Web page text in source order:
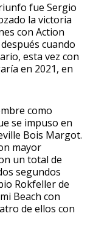
fue Sergio
la victoria
con Action
cuando
esta vez con
en 2021, en
como
se impuso en
Bois Margot.
mayor
un total de
segundos
Rokfeller de
Beach con
de ellos con